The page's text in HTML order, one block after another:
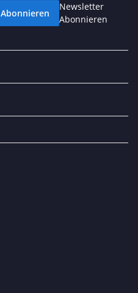
Abonnieren
Newsletter
Abonnieren